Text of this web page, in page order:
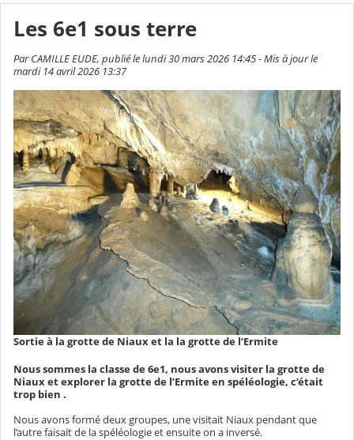
Les 6e1 sous terre
Par CAMILLE EUDE, publié le lundi 30 mars 2026 14:45 - Mis à jour le
mardi 14 avril 2026 13:37
Sortie à la grotte de Niaux et la la grotte de l’Ermite
Nous sommes la classe de 6e1, nous avons visiter la grotte de
Niaux et explorer la grotte de l’Ermite en spéléologie, c’était
trop bien .
Nous avons formé deux groupes, une visitait Niaux pendant que
l’autre faisait de la spéléologie et ensuite on a inversé.